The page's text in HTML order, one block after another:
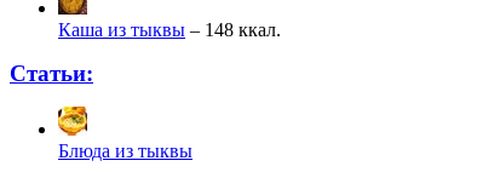
Каша из тыквы – 148 ккал.
Статьи:
Блюда из тыквы